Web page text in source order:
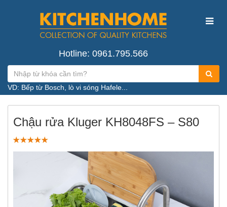
Hotline: 0961.795.566
VD: Bếp từ Bosch, lò vi sóng Hafele...
Chậu rửa Kluger KH8048FS – S80